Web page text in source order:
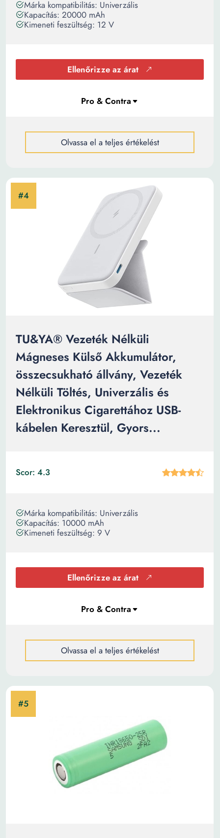
Márka kompatibilitás: Univerzális
Kapacítás: 20000 mAh
Kimeneti feszültség: 12 V
Ellenőrizze az árat
Olvassa el a teljes értékelést
TU&YA® Vezeték Nélküli
Mágneses Külső Akkumulátor,
összecsukható állvány, Vezeték
Nélküli Töltés, Univerzális és
Elektronikus Cigarettához USB-
kábelen Keresztül, Gyors...
Scor: 4.3
Márka kompatibilitás: Univerzális
Kapacítás: 10000 mAh
Kimeneti feszültség: 9 V
Ellenőrizze az árat
Olvassa el a teljes értékelést